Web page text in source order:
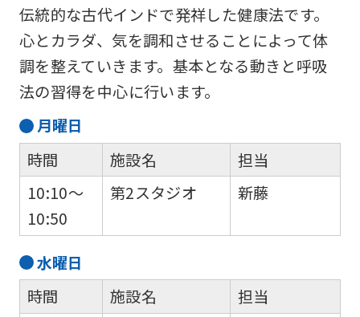
伝統的な古代インドで発祥した健康法です。
心とカラダ、気を調和させることによって体
調を整えていきます。基本となる動きと呼吸
法の習得を中心に行います。
月曜日
時間
10:10～
10:50
施設名
第2スタジオ
担当
新藤
水曜日
時間
施設名
担当